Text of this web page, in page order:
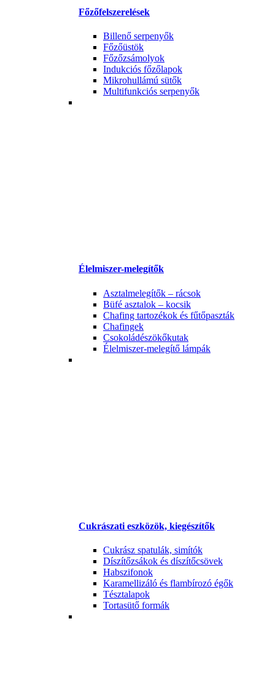
Főzőfelszerelések
Billenő serpenyők
Főzőüstök
Főzőzsámolyok
Indukciós főzőlapok
Mikrohullámú sütők
Multifunkciós serpenyők
Élelmiszer-melegítők
Asztalmelegítők – rácsok
Büfé asztalok – kocsik
Chafing tartozékok és fűtőpaszták
Chafingek
Csokoládészökőkutak
Élelmiszer-melegítő lámpák
Cukrászati eszközök, kiegészítők
Cukrász spatulák, simítók
Díszítőzsákok és díszítőcsövek
Habszifonok
Karamellizáló és flambírozó égők
Tésztalapok
Tortasütő formák